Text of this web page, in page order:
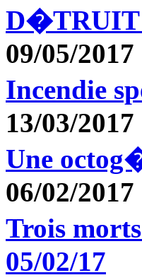
D�TRUIT
09/05/2017
Incendie
13/03/2017
Une
06/02/2017
Trois
05/02/17